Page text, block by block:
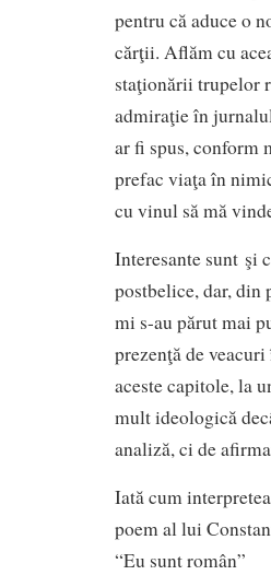
pentru că aduce o
cărţii. Aflăm cu
staţionării trupelor
admiraţie în
ar fi spus, conform
prefac viaţa în
cu vinul să mă
Interesante sunt şi
postbelice, dar, din
mi s-au părut mai
prezenţă de
aceste capitole, la
mult ideologică
analiză, ci de
Iată cum
poem al lui
“Eu sunt român”